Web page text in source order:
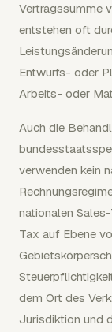
Vertragssumme
entstehen oft
Entwurfs- oder
Arbeits- oder
Auch die
verwenden kein
nationalen
Tax auf Ebene
dem Ort des
Jurisdiktion und